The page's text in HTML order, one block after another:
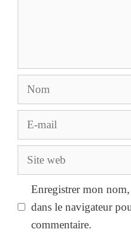
Nom
E-
Site
Enregistrer mon
dans le navigateur
commentaire.